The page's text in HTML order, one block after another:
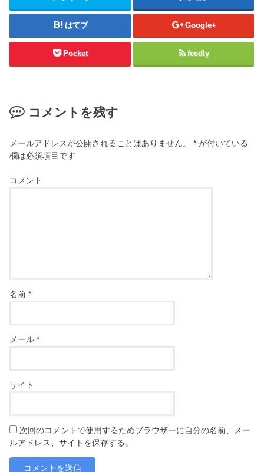
はてブ Google+
Pocket feedly
コメントを残す
メールアドレスが公開されることはありません。 * が付いている
欄は必須項目です
コメント
名前*
メール*
サイト
次回のコメントで使用するためブラウザーに自分の名前、メー
ルアドレス、サイトを保存する。